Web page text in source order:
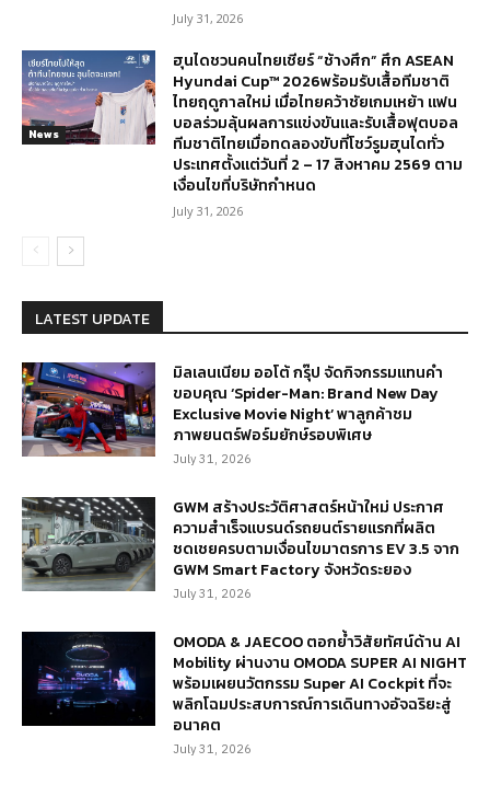
July 31, 2026
News
ฮุนไดชวนคนไทยเชียร์ “ช้างศึก” ศึก ASEAN
Hyundai Cup™ 2026พร้อมรับเสื้อทีมชาติ
ไทยฤดูกาลใหม่ เมื่อไทยคว้าชัยเกมเหย้า แฟน
บอลร่วมลุ้นผลการแข่งขันและรับเสื้อฟุตบอล
ทีมชาติไทยเมื่อทดลองขับที่โชว์รูมฮุนไดทั่ว
ประเทศตั้งแต่วันที่ 2 – 17 สิงหาคม 2569 ตาม
เงื่อนไขที่บริษัทกำหนด
July 31, 2026
LATEST UPDATE
มิลเลนเนียม ออโต้ กรุ๊ป จัดกิจกรรมแทนคำ
ขอบคุณ ‘Spider-Man: Brand New Day
Exclusive Movie Night’ พาลูกค้าชม
ภาพยนตร์ฟอร์มยักษ์รอบพิเศษ
July 31, 2026
GWM สร้างประวัติศาสตร์หน้าใหม่ ประกาศ
ความสำเร็จแบรนด์รถยนต์รายแรกที่ผลิต
ชดเชยครบตามเงื่อนไขมาตรการ EV 3.5 จาก
GWM Smart Factory จังหวัดระยอง
July 31, 2026
OMODA & JAECOO ตอกย้ำวิสัยทัศน์ด้าน AI
Mobility ผ่านงาน OMODA SUPER AI NIGHT
พร้อมเผยนวัตกรรม Super AI Cockpit ที่จะ
พลิกโฉมประสบการณ์การเดินทางอัจฉริยะสู่
อนาคต
July 31, 2026